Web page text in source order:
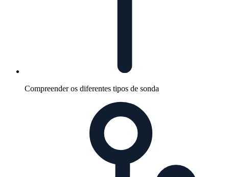
Compreender os diferentes tipos de sonda